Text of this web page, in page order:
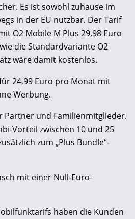
Es ist sowohl zuhause im
in der EU nutzbar. Der Tarif
O2 Mobile M Plus 29,98 Euro
die Standardvariante O2
wäre damit kostenlos.
24,99 Euro pro Monat mit
Werbung.
Partner und Familienmitglieder.
Vorteil zwischen 10 und 25
zum „Plus Bundle“-
mit einer Null-Euro-
haben die Kunden